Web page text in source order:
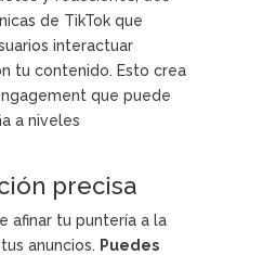
de TikTok que
interactuar
tu contenido. Esto crea
que puede
a niveles
precisa
afinar tu puntería a la
anuncios. Puedes